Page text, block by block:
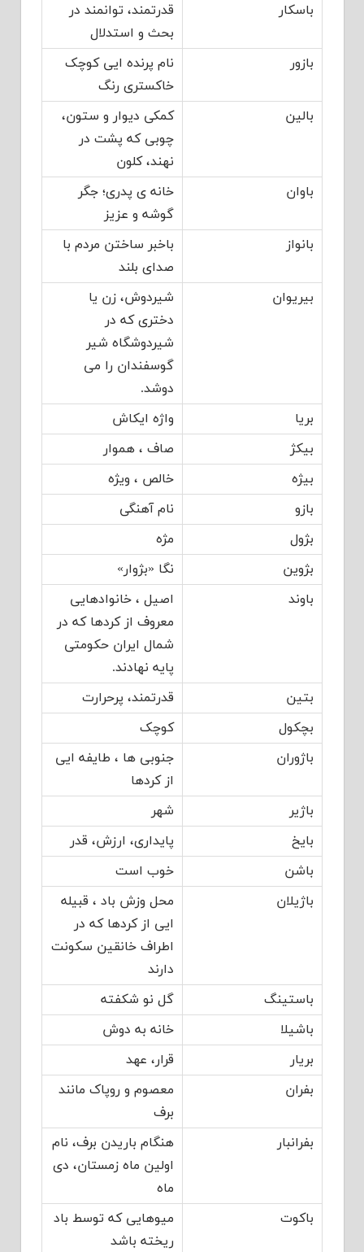
باسکار
قدرتمند، توانمند در
بحث و استدلال
بازور
نام پرنده ایی کوچک
خاکستری رنگ
بالین
کمکی دیوار و ستون،
چوبی که ‏پشت در
نهند، کلون
باوان
خانه ی پدری؛ جگر
گوشه و عزیز
بانواز
باخبر ساختن مردم با
صدای بلند
بیریوان
شیردوش، زن یا
دختری که در
شیردوشگاه شیر
گوسفندان را می
دوشد.
بریا
واژه ایکاش
بیکژ
صاف ، هموار
بیژه
خالص ، ویژه
بازو
نام آهنگی
بژول
مژه
بژوین
نگا «بژوار»
باوند
اصیل ، خانوادهایی
معروف از کردها که در
شمال ایران حکومتی
پایه ‏نهادند.
بتین
قدرتمند، پرحرارت
بچکول
کوچک
باژوران
جنوبی ها ، طایفه ایی
از کردها
باژیر
شهر
بایخ
پایداری، ارزش، قدر
باشن
خوب است
باژیلان
محل وزش باد ، قبیله
ایی از کردها که در
اطراف خانقین سکونت
دارند
باستینگ
گل نو شکفته
باشیلا
خانه ‏به ‏دوش
بریار
قرار، عهد
بفران
معصوم و روپاک مانند
برف
بفرانبار
هنگام باریدن برف، نام
اولین ماه زمستان، دی
ماه
باکوت
میوهایی که ‏توسط باد
ریخته باشد